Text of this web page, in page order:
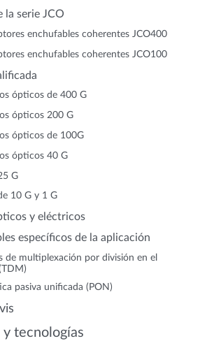
la serie JCO
enchufables coherentes JCO400
enchufables coherentes JCO100
ópticos de 400 G
ópticos 200 G
ópticos de 100G
ópticos 40 G
G
10 G y 1 G
y eléctricos
específicos de la aplicación
de multiplexación por división en el
pasiva unificada (PON)
y tecnologías